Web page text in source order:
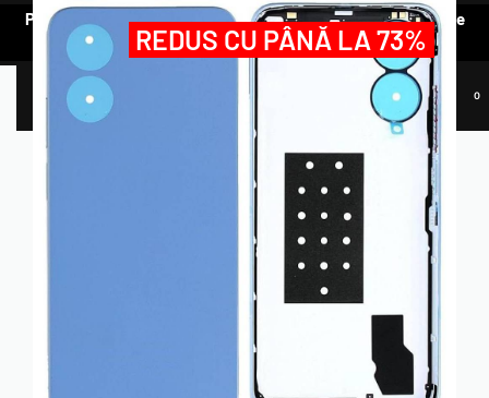
Pentru a vedea oferta de prețuri preferențiale, e nevoie să te
AUTENTIFICI.
0
REDUS CU PÂNĂ LA 73%